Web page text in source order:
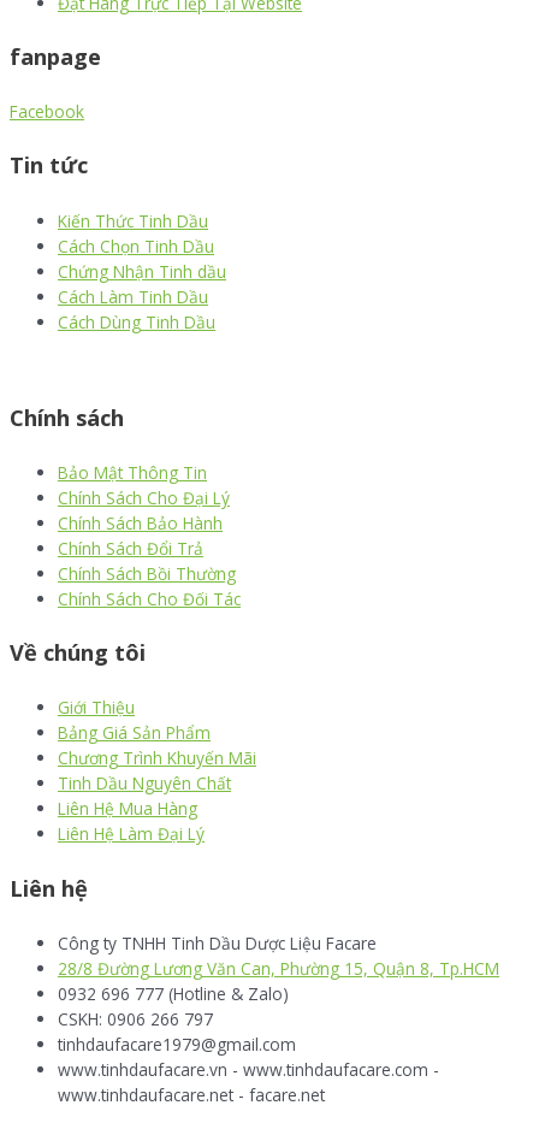
fanpage
Facebook
Tin tức
Kiến Thức Tinh Dầu
Cách Chọn Tinh Dầu
Chứng Nhận Tinh dầu
Cách Làm Tinh Dầu
Cách Dùng Tinh Dầu
Chính sách
Bảo Mật Thông Tin
Chính Sách Cho Đại Lý
Chính Sách Bảo Hành
Chính Sách Đổi Trả
Chính Sách Bồi Thường
Chính Sách Cho Đối Tác
Về chúng tôi
Giới Thiệu
Bảng Giá Sản Phẩm
Chương Trình Khuyến Mãi
Tinh Dầu Nguyên Chất
Liên Hệ Mua Hàng
Liên Hệ Làm Đại Lý
Liên hệ
Công ty TNHH Tinh Dầu Dược Liệu Facare
28/8 Đường Lương Văn Can, Phường 15, Quận 8, Tp.HCM
0932 696 777 (Hotline & Zalo)
CSKH: 0906 266 797
tinhdaufacare1979@gmail.com
www.tinhdaufacare.vn - www.tinhdaufacare.com -
www.tinhdaufacare.net - facare.net